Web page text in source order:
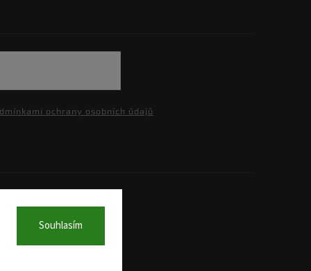
Souhlasím
ochrany osobních údajů